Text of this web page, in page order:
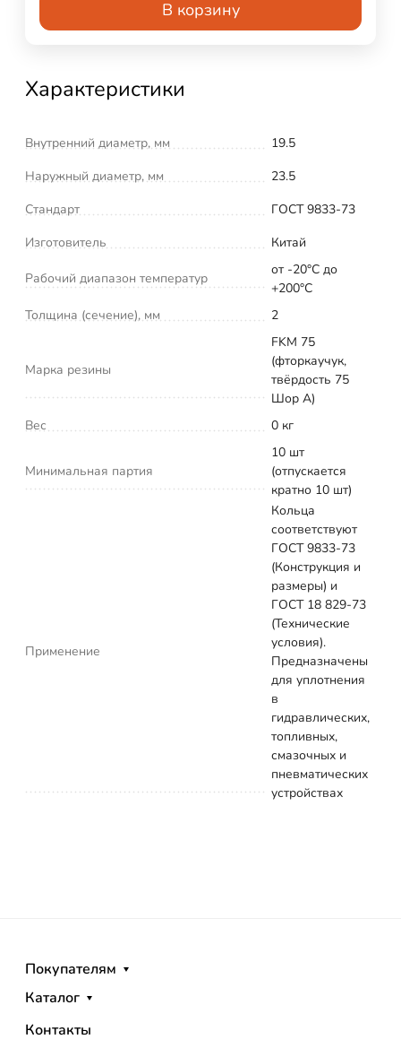
В корзину
Характеристики
Внутренний диаметр, мм
19.5
Наружный диаметр, мм
23.5
Стандарт
ГОСТ 9833-73
Изготовитель
Китай
Рабочий диапазон температур
от -20°С до
+200°С
Толщина (сечение), мм
2
Марка резины
FKM 75
(фторкаучук,
твёрдость 75
Шор А)
Вес
0 кг
Минимальная партия
10 шт
(отпускается
кратно 10 шт)
Применение
Кольца
соответствуют
ГОСТ 9833-73
(Конструкция и
размеры) и
ГОСТ 18 829-73
(Технические
условия).
Предназначены
для уплотнения
в
гидравлических,
топливных,
смазочных и
пневматических
устройствах
Покупателям
Каталог
Контакты